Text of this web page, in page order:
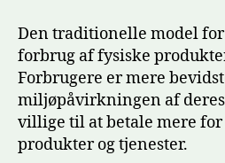
Den traditionelle model
forbrug af fysiske
Forbrugere er mere
miljøpåvirkningen af
villige til at betale mere
produkter og tjenester.